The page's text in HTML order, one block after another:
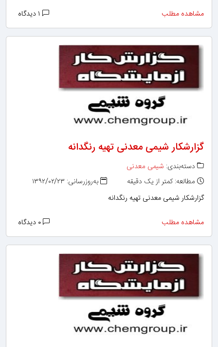
مشاهده مطلب
گزارشکار شیمی معدنی تهیه رنگدانه
دسته‌بندی: شیمی معدنی
مطالعه: کمتر از یک دقیقه
به‌روزرسانی: ۱۳۹۲/۰۲/۲۳
گزارشکار شیمی معدنی تهیه رنگدانه
مشاهده مطلب